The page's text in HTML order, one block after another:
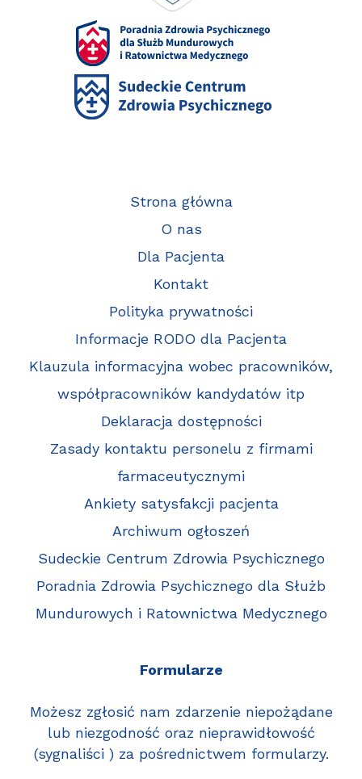
Strona główna
O nas
Dla Pacjenta
Kontakt
Polityka prywatności
Informacje RODO dla Pacjenta
Klauzula informacyjna wobec pracowników,
współpracowników kandydatów itp
Deklaracja dostępności
Zasady kontaktu personelu z firmami
farmaceutycznymi
Ankiety satysfakcji pacjenta
Archiwum ogłoszeń
Sudeckie Centrum Zdrowia Psychicznego
Poradnia Zdrowia Psychicznego dla Służb
Mundurowych i Ratownictwa Medycznego
Formularze
Możesz zgłosić nam zdarzenie niepożądane
lub niezgodność oraz nieprawidłowość
(sygnaliści ) za pośrednictwem formularzy.